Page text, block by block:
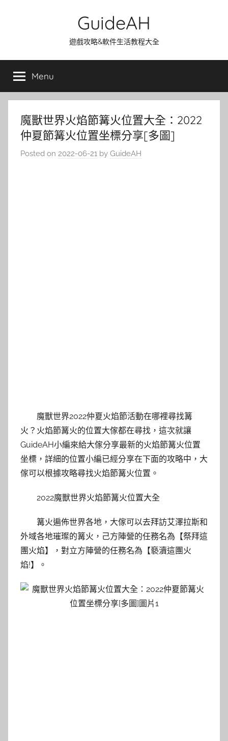
GuideAH
遊戲攻略&軟件生活教程大全
Menu
魔獸世界火焰節篝火位置大全：2022
仲夏節篝火位置坐標分享[多圖]
Posted on 2022-06-21 by GuideAH
魔獸世界2022仲夏火焰節活動在哪裡尋找篝
火？火焰節篝火的位置大傢都在尋找，這次就讓
GuideAH小編來給大傢分享最新的火焰節篝火位置
坐標，詳細的位置小編已經分享在下面的攻略中，大
傢可以根據攻略尋找火焰節篝火位置。
2022魔獸世界火焰節篝火位置大全
篝火遍佈世界各地，大傢可以去拜訪艾澤拉斯和
外域各地璀璨的篝火，己方陣營的任務名為【祭拜這
團火焰】，對立方陣營的任務名為【褻瀆這團火
焰!】。